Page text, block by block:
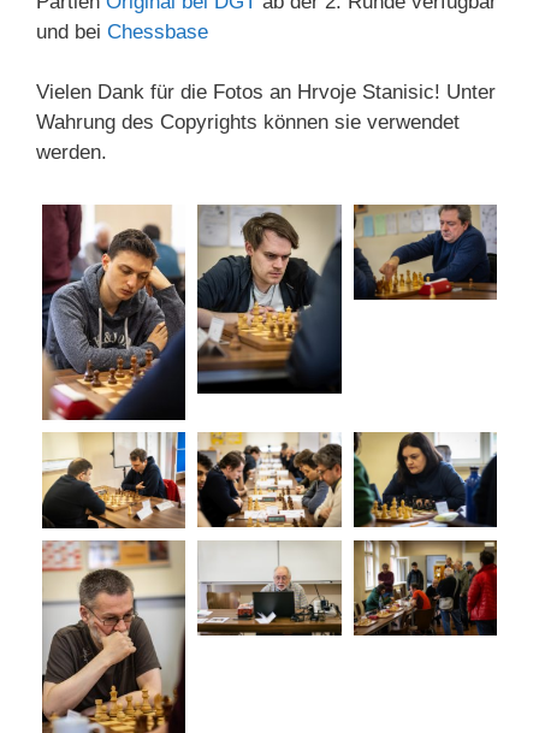
und bei Chessbase
Vielen Dank für die Fotos an Hrvoje Stanisic! Unter
Wahrung des Copyrights können sie verwendet
werden.